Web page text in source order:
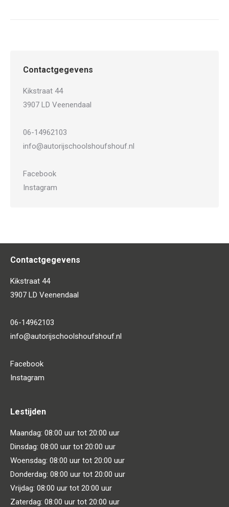
Contactgegevens
Kikstraat 44
3907 LD Veenendaal
06-14962103
info@autorijschoolshoufshouf.nl
Facebook
Instagram
Contactgegevens
Kikstraat 44
3907 LD Veenendaal
06-14962103
info@autorijschoolshoufshouf.nl
Facebook
Instagram
Lestijden
Maandag: 08:00 uur tot 20:00 uur
Dinsdag: 08:00 uur tot 20:00 uur
Woensdag: 08:00 uur tot 20:00 uur
Donderdag: 08:00 uur tot 20:00 uur
Vrijdag: 08:00 uur tot 20:00 uur
Zaterdag: 08:00 uur tot 20:00 uur